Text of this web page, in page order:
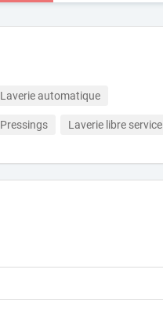
Laverie automatique
Pressings Laverie libre service